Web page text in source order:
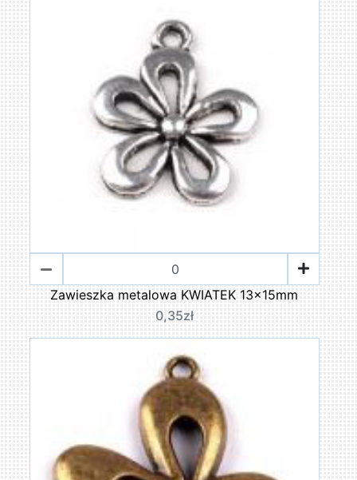
Zawieszka metalowa KWIATEK 13x15mm
0,35zł